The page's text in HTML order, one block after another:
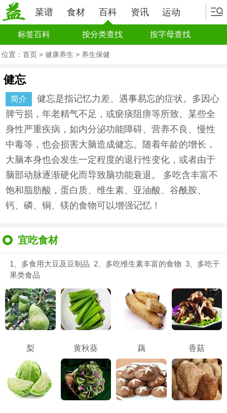
菜谱 食材 百科 资讯 运动
标签百科 按分类查找 按字母查找
位置： 首页 > 健康养生 > 养生保健
健忘
简介
健忘是指记忆力差、遇事易忘的症状。多因心
脾亏损，年老精气不足，或瘀痰阻痹等所致。某些全
身性严重疾病，如内分泌功能障碍、营养不良、慢性
中毒等，也会损害大脑造成健忘。随着年龄的增长，
大脑本身也会发生一定程度的退行性变化，或者由于
脑部动脉逐渐硬化而导致脑功能衰退。 多吃含丰富不
饱和脂肪酸，蛋白质、维生素、亚油酸、谷酰胺、
钙、磷、铜、镁的食物可以增强记忆！
宜吃食材
1、多食用大豆及豆制品 2、多吃维生素丰富的食物 3、多吃干
果类食品
梨 黄秋葵 藕 香菇